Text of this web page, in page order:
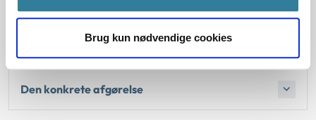
Brug kun nødvendige cookies
Baggrund for at behandle sagen principielt
Den konkrete afgørelse